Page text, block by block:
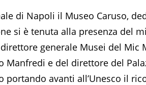
di Napoli il Museo Caruso,
si è tenuta alla presenza del
generale Musei del Mic
Manfredi e del direttore del
portando avanti all’Unesco il